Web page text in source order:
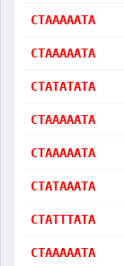
CTAAAAATA
CTAAAAATA
CTATATATA
CTAAAAATA
CTAAAAATA
CTATAAATA
CTATTTATA
CTAAAAATA